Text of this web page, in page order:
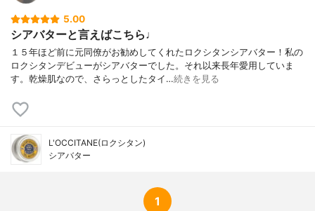
5.00
シアバターと言えばこちら♩
１５年ほど前に元同僚がお勧めしてくれたロクシタンシアバター！私の
ロクシタンデビューがシアバターでした。それ以来長年愛用していま
す。乾燥肌なので、さらっとしたタイ…続きを見る
L'OCCITANE(ロクシタン)
シアバター
1